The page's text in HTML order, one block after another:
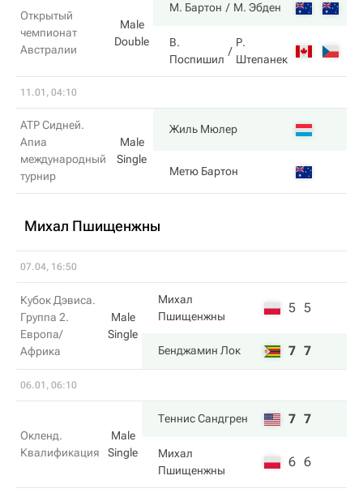
Открытый
чемпионат
Австралии
Male
Double
М. Бартон М. Эбден
В.
Поспишил
Р.
Штепанек
11.01, 04:10
ATP Сидней.
Апиа
международный
турнир
Male
Single
Жиль Мюлер
Метю Бартон
Михал Пшищенжны
07.04, 16:50
Кубок Дэвиса.
Группа 2.
Европа/
Африка
Male
Single
Михал
Пшищенжны
5 5
Бенджамин Лок 7 7
06.01, 06:10
Окленд.
Квалификация
Male
Single
Теннис Сандгрен 7 7
Михал
Пшищенжны
6 6